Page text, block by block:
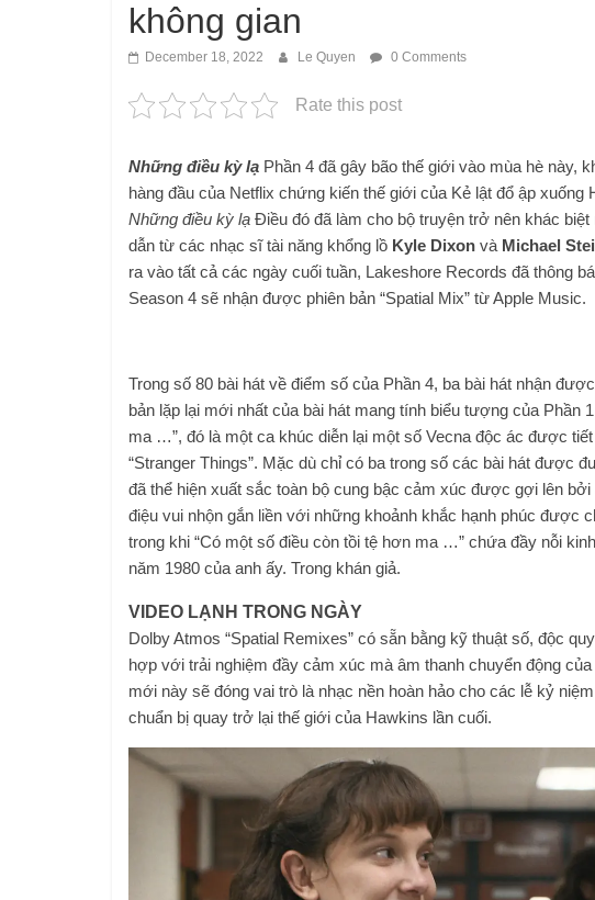
không gian
December 18, 2022 Le Quyen 0 Comments
Rate this post
Những điều kỳ lạ Phần 4 đã gây bão thế giới vào mùa hè này,
hàng đầu của Netflix chứng kiến ​​thế giới của Kẻ lật đổ ập
Những điều kỳ lạ Điều đó đã làm cho bộ truyện trở nên khác
dẫn từ các nhạc sĩ tài năng khổng lồ Kyle Dixon và Michael
ra vào tất cả các ngày cuối tuần, Lakeshore Records đã thông
Season 4 sẽ nhận được phiên bản “Spatial Mix” từ Apple Music.
Trong số 80 bài hát về điểm số của Phần 4, ba bài hát nhận
bản lặp lại mới nhất của bài hát mang tính biểu tượng của Phần
ma …”, đó là một ca khúc diễn lại một số Vecna ​​độc ác được
“Stranger Things”. Mặc dù chỉ có ba trong số các bài hát được
đã thể hiện xuất sắc toàn bộ cung bậc cảm xúc được gợi lên bởi
điệu vui nhộn gắn liền với những khoảnh khắc hạnh phúc được
trong khi “Có một số điều còn tồi tệ hơn ma …” chứa đầy nỗi
năm 1980 của anh ấy. Trong khán giả.
VIDEO LẠNH TRONG NGÀY
Dolby Atmos “Spatial Remixes” có sẵn bằng kỹ thuật số, độc
hợp với trải nghiệm đầy cảm xúc mà âm thanh chuyển động
mới này sẽ đóng vai trò là nhạc nền hoàn hảo cho các lễ kỷ
chuẩn bị quay trở lại thế giới của Hawkins lần cuối.